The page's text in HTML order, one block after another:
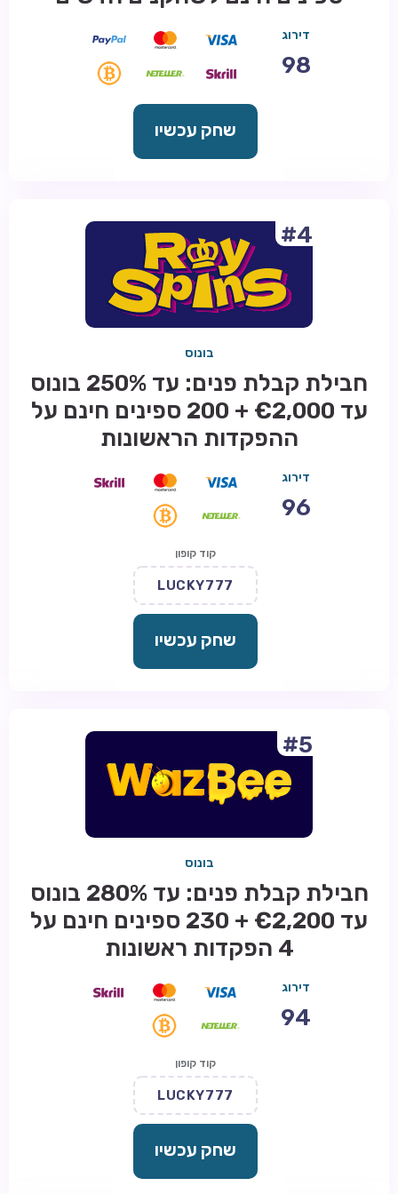
דירוג
98
שחק עכשיו
#4
בונוס
חבילת קבלת פנים: עד 250% בונוס
עד €2,000 + 200 ספינים חינם על
ההפקדות הראשונות
דירוג
96
קוד קופון
LUCKY777
שחק עכשיו
#5
בונוס
חבילת קבלת פנים: עד 280% בונוס
עד €2,200 + 230 ספינים חינם על
4 הפקדות ראשונות
דירוג
94
קוד קופון
LUCKY777
שחק עכשיו